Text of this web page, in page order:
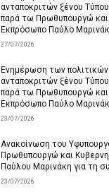
ανταποκριτών ξένου
παρά τω Πρωθυπουργώ και
Εκπρόσωπο Παύλο
27/07/2026
Ενημέρωση των
ανταποκριτών ξένου
παρά τω Πρωθυπουργώ και
Εκπρόσωπο Παύλο
23/07/2026
Ανακοίνωση του
Πρωθυπουργώ και
Παύλου Μαρινάκη για τη
23/07/2026